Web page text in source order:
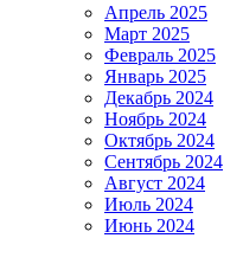
Апрель 2025
Март 2025
Февраль 2025
Январь 2025
Декабрь 2024
Ноябрь 2024
Октябрь 2024
Сентябрь 2024
Август 2024
Июль 2024
Июнь 2024